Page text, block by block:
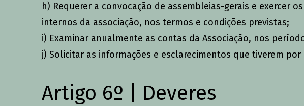
h) Requerer a convocação de assembleias-gerais e exercer
internos da associação, nos termos e condições previstas;
i) Examinar anualmente as contas da Associação, nos
j) Solicitar as informações e esclarecimentos que tiverem
Artigo 6º | Deveres